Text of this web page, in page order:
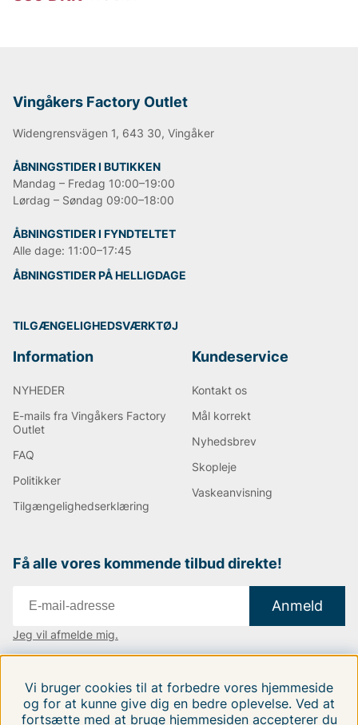
Vingåkers Factory Outlet
Widengrensvägen 1, 643 30, Vingåker
ÅBNINGSTIDER I BUTIKKEN
Mandag – Fredag 10:00–19:00
Lørdag – Søndag 09:00–18:00
ÅBNINGSTIDER I FYNDTELTET
Alle dage: 11:00–17:45
ÅBNINGSTIDER PÅ HELLIGDAGE
TILGÆNGELIGHEDSVÆRKTØJ
Information
NYHEDER
E-mails fra Vingåkers Factory
Outlet
FAQ
Politikker
Tilgængelighedserklæring
Kundeservice
Kontakt os
Mål korrekt
Nyhedsbrev
Skopleje
Vaskeanvisning
Få alle vores kommende tilbud direkte!
Anmeld
Jeg vil afmelde mig.
Følg os på vores sociale medier.
Vi bruger cookies til at forbedre vores hjemmeside
og for at kunne give dig en bedre oplevelse. Ved at
fortsætte med at bruge hjemmesiden accepterer du